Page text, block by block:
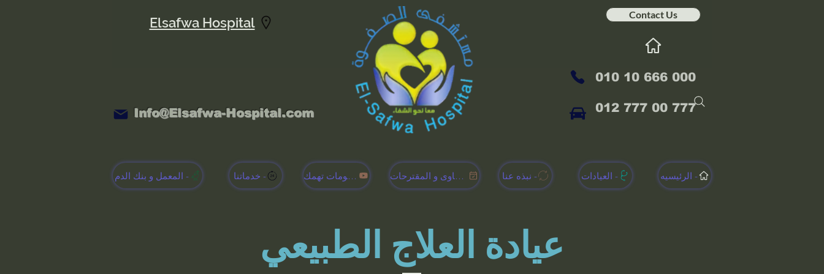
Elsafwa Hospital
Contact Us
Info@Elsafwa-Hospital.com
010 10 666 000
012 777 00 777
المعمل و بنك الدم - خدماتنا - معلومات تهمك - الشكاوى و المقترحات نبذه عنا - العيادات - الرئيسيه -
عيادة العلاج الطبيعي